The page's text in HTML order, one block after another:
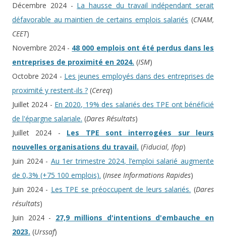
Décembre 2024 - La hausse du travail indépendant serait
défavorable au maintien de certains emplois salariés (CNAM,
CEET)
Novembre 2024 - 48 000 emplois ont été perdus dans les
entreprises de proximité en 2024. (ISM)
Octobre 2024 - Les jeunes employés dans des entreprises de
proximité y restent-ils ? (Cereq)
Juillet 2024 - En 2020, 19% des salariés des TPE ont bénéficié
de l'épargne salariale. (Dares Résultats)
Juillet 2024 - Les TPE sont interrogées sur leurs
nouvelles organisations du travail. (Fiducial, Ifop)
Juin 2024 - Au 1er trimestre 2024, l’emploi salarié augmente
de 0,3% (+75 100 emplois). (Insee Informations Rapides)
Juin 2024 - Les TPE se préoccupent de leurs salariés. (Dares
résultats)
Juin 2024 - 27,9 millions d'intentions d'embauche en
2023. (Urssaf)